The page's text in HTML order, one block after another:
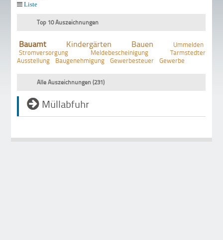
Liste
Top 10 Auszeichnungen
Bauamt Kindergärten Bauen
Ummelden
Stromversorgung
Meldebescheinigung
Tarmstedter
Ausstellung
Baugenehmigung Gewerbesteuer Gewerbe
Alle Auszeichnungen (231)
Müllabfuhr